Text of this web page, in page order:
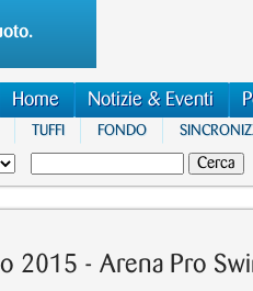
Home Notizie & Eventi
TUFFI FONDO
2015 - Arena Pro